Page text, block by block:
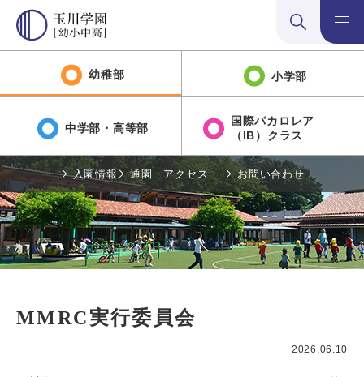
検索:開くメニュ
幼稚部 小学部
中学部・高等部
国際バカロレア
（IB）クラス
入園情報 通園・アクセス お問い合わせ
MMRC実行委員会
2026.06.10